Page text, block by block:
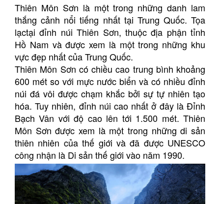
Thiên Môn Sơn là một trong những danh lam
thắng cảnh nổi tiếng nhất tại Trung Quốc. Tọa
lạctại đỉnh núi Thiên Sơn, thuộc địa phận tỉnh
Hồ Nam và được xem là một trong những khu
vực đẹp nhất của Trung Quốc.
Thiên Môn Sơn có chiều cao trung bình khoảng
600 mét so với mực nước biển và có nhiều đỉnh
núi đá vôi được chạm khắc bởi sự tự nhiên tạo
hóa. Tuy nhiên, đỉnh núi cao nhất ở đây là Đỉnh
Bạch Vân với độ cao lên tới 1.500 mét. Thiên
Môn Sơn được xem là một trong những di sản
thiên nhiên của thế giới và đã được UNESCO
công nhận là Di sản thế giới vào năm 1990.